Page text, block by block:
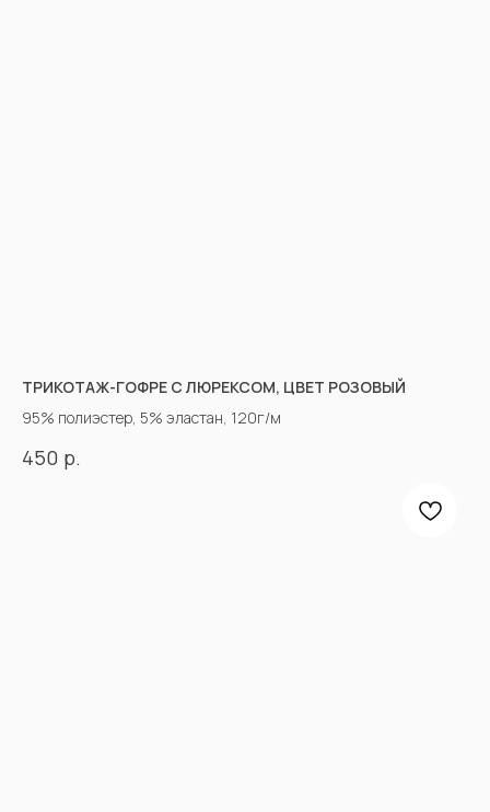
ТРИКОТАЖ-ГОФРЕ С ЛЮРЕКСОМ, ЦВЕТ РОЗОВЫЙ
95% полиэстер, 5% эластан, 120г/м
450 р.